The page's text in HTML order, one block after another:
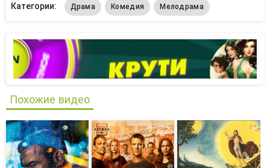
Категории:
Драма Комедия Мелодрама
Похожие видео